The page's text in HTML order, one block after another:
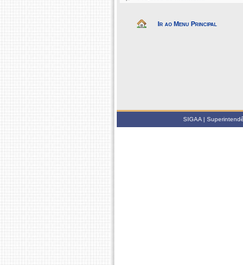
Ir ao Menu Principal
SIGAA |